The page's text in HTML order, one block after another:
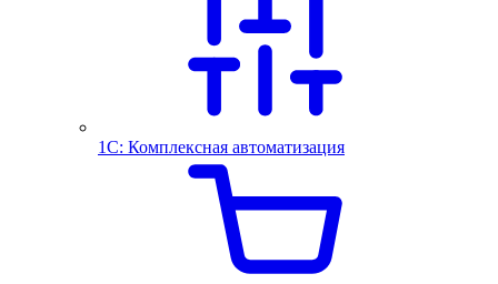
1С: Комплексная автоматизация